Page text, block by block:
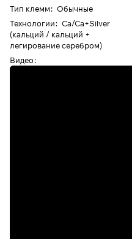
Тип клемм: Обычные
Технологии: Ca/Ca+Silver
(кальций / кальций +
легирование серебром)
Видео: